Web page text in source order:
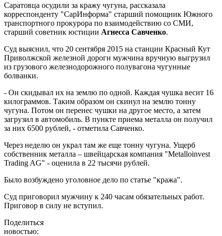
Саратовца осудили за кражу чугуна, рассказала
корреспонденту "СарИнформа" старший помощник Южного
транспортного прокурора по взаимодействию со СМИ,
старший советник юстиции Агнесса Савченко.
Суд выяснил, что 20 сентября 2015 на станции Красный Кут
Приволжской железной дороги мужчина вручную выгрузил
из грузового железнодорожного полувагона чугунные
болванки.
- Он скидывал их на землю по одной. Каждая чушка весит 16
килограммов. Таким образом он скинул на землю тонну
чугуна. Потом он перенес чушки на другое место, а затем
загрузил в автомобиль. В пункте приема металла он получил
за них 6500 рублей, - отметила Савченко.
Через неделю он украл там же еще тонну чугуна. Ущерб
собственник металла – швейцарская компания "Metalloinvest
Trading AG" - оценила в 22 тысячи рублей.
Было возбуждено уголовное дело по статье "кража".
Суд приговорил мужчину к 240 часам обязательных работ.
Приговор в силу не вступил.
Поделиться
новостью: